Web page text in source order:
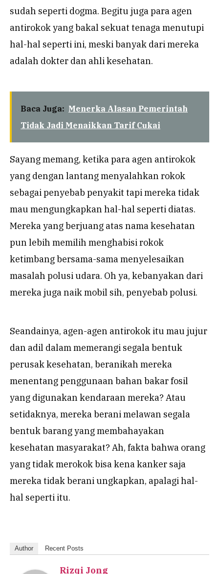
sudah seperti dogma. Begitu juga para agen
antirokok yang bakal sekuat tenaga menutupi
hal-hal seperti ini, meski banyak dari mereka
adalah dokter dan ahli kesehatan.
Baca Juga: Menerka Alasan Pemerintah
Tidak Jadi Menaikkan Tarif Cukai
Sayang memang, ketika para agen antirokok
yang dengan lantang menyalahkan rokok
sebagai penyebab penyakit tapi mereka tidak
mau mengungkapkan hal-hal seperti diatas.
Mereka yang berjuang atas nama kesehatan
pun lebih memilih menghabisi rokok
ketimbang bersama-sama menyelesaikan
masalah polusi udara. Oh ya, kebanyakan dari
mereka juga naik mobil sih, penyebab polusi.
Seandainya, agen-agen antirokok itu mau jujur
dan adil dalam memerangi segala bentuk
perusak kesehatan, beranikah mereka
menentang penggunaan bahan bakar fosil
yang digunakan kendaraan mereka? Atau
setidaknya, mereka berani melawan segala
bentuk barang yang membahayakan
kesehatan masyarakat? Ah, fakta bahwa orang
yang tidak merokok bisa kena kanker saja
mereka tidak berani ungkapkan, apalagi hal-
hal seperti itu.
Author Recent Posts
Rizqi Jong